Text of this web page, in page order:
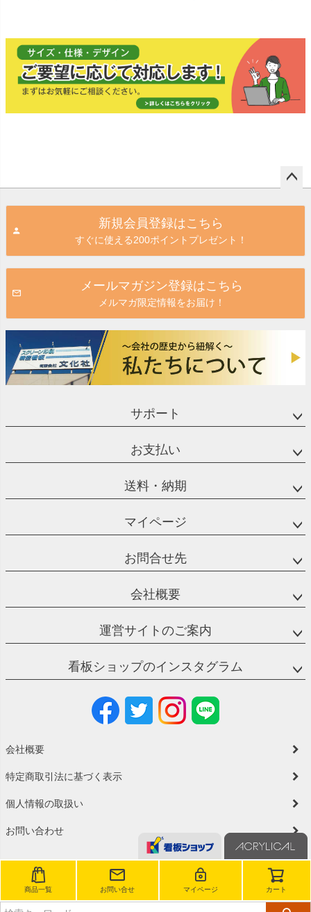
商品一覧 お問い合せ マイページ カート
新規会員登録はこちら
すぐに使える200ポイントプレゼント！
メールマガジン登録はこちら
メルマガ限定情報をお届け！
サポート
お支払い
送料・納期
マイページ
お問合せ先
会社概要
運営サイトのご案内
看板ショップのインスタグラム
会社概要
特定商取引法に基づく表示
個人情報の取扱い
お問い合わせ